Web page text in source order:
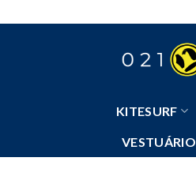
to
KITESURF
VESTUÁRIO